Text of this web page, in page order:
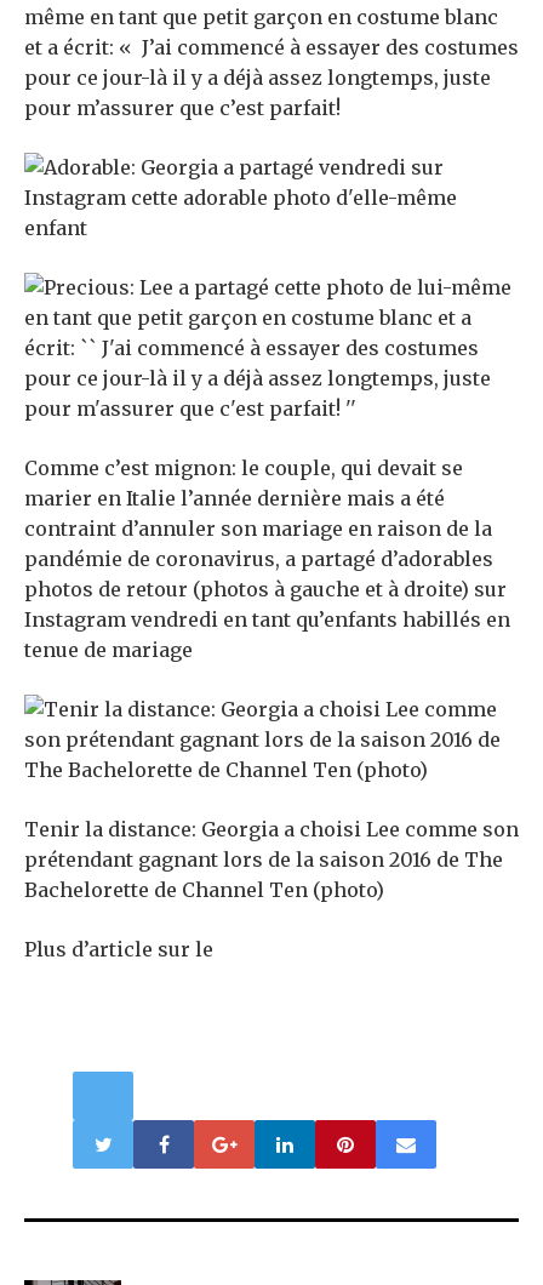
même en tant que petit garçon en costume blanc
et a écrit: « J’ai commencé à essayer des costumes
pour ce jour-là il y a déjà assez longtemps, juste
pour m’assurer que c’est parfait!
Comme c’est mignon: le couple, qui devait se
marier en Italie l’année dernière mais a été
contraint d’annuler son mariage en raison de la
pandémie de coronavirus, a partagé d’adorables
photos de retour (photos à gauche et à droite) sur
Instagram vendredi en tant qu’enfants habillés en
tenue de mariage
Tenir la distance: Georgia a choisi Lee comme son
prétendant gagnant lors de la saison 2016 de The
Bachelorette de Channel Ten (photo)
Plus d’article sur le